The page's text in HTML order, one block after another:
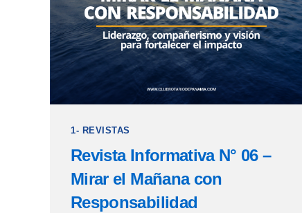
1- REVISTAS
Revista Informativa N° 06 –
Mirar el Mañana con
Responsabilidad